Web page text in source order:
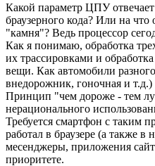
Какой параметр ЦПУ
браузерного кода? Или на
"камня"? Ведь процессор
Как я понимаю, обработка
их трассировками и
вещи. Как автомобили разного
внедорожник, гоночная и т.д.)
Принцип "чем дороже - тем
нерационального
Требуется смартфон с таким
работал в браузере (а также
месенджеры, приложения
приоритете.